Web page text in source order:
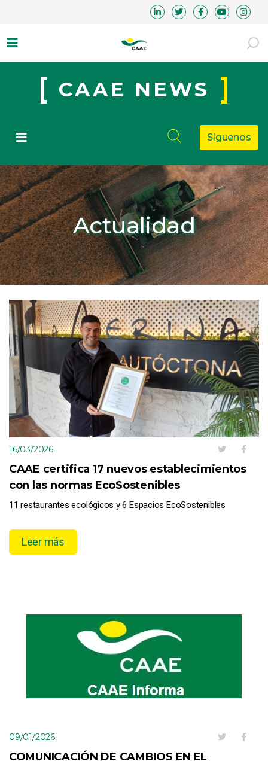
CAAE NEWS
Síguenos
Actualidad
16/03/2026
CAAE certifica 17 nuevos establecimientos
con las normas EcoSostenibles
11 restaurantes ecológicos y 6 Espacios EcoSostenibles
Leer más
09/01/2026
COMUNICACIÓN DE CAMBIOS EN EL